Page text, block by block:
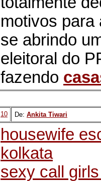
motivos para
se abrindo
eleitoral do
fazendo
10 De: Ankita Tiwari
housewife
kolkata
sexy call